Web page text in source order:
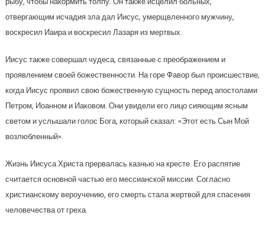
отвергающим исчадия зла дал Иисус, умерщвленного мужчину,
воскресил Иаира и воскресил Лазаря из мертвых.
Иисус также совершал чудеса, связанные с преображением и
проявлением своей божественности. На горе Фавор был происшествие,
когда Иисус проявил свою божественную сущность перед апостолами
Петром, Иоанном и Иаковом. Они увидели его лицо сияющим ясным
светом и услышали голос Бога, который сказал: «Этот есть Сын Мой
возлюбленный».
Жизнь Иисуса Христа прервалась казнью на кресте. Его распятие
считается основной частью его мессианской миссии. Согласно
христианскому вероучению, его смерть стала жертвой для спасения
человечества от греха.